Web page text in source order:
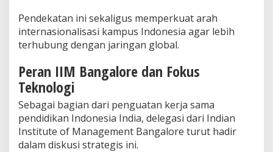
Pendekatan ini sekaligus memperkuat arah
internasionalisasi kampus Indonesia agar lebih
terhubung dengan jaringan global.
Peran IIM Bangalore dan Fokus
Teknologi
Sebagai bagian dari penguatan kerja sama
pendidikan Indonesia India, delegasi dari Indian
Institute of Management Bangalore turut hadir
dalam diskusi strategis ini.